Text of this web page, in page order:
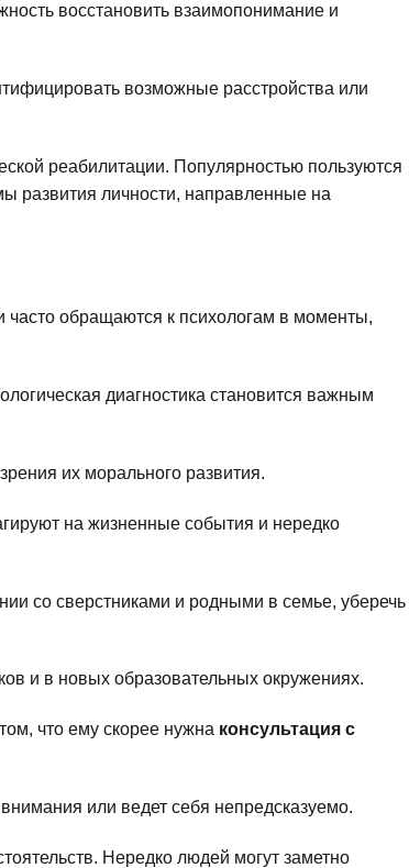
восстановить взаимопонимание и
возможные расстройства или
реабилитации. Популярностью пользуются
развития личности, направленные на
часто обращаются к психологам в моменты,
диагностика становится важным
их морального развития.
на жизненные события и нередко
со сверстниками и родными в семье, уберечь
и в новых образовательных окружениях.
что ему скорее нужна консультация с
или ведет себя непредсказуемо.
Нередко людей могут заметно